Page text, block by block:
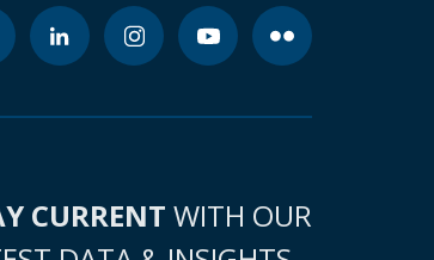
CURRENT WITH OUR